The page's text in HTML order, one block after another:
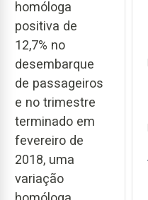
homóloga
positiva de
12,7% no
desembarque
de passageiros
e no trimestre
terminado em
fevereiro de
2018, uma
variação